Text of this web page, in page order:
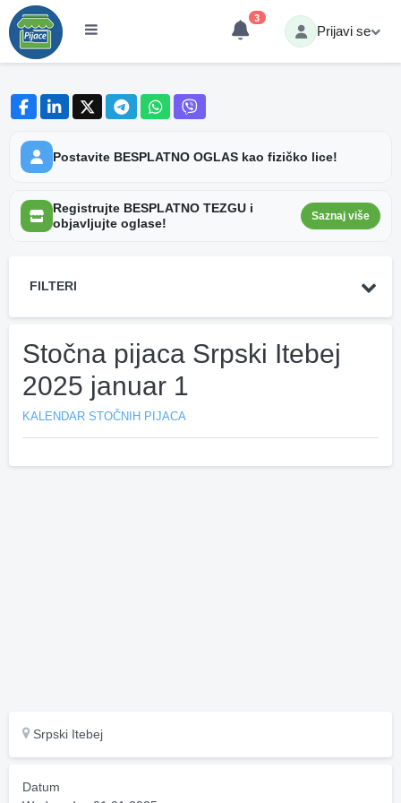
3
Prijavi se
Postavite BESPLATNO OGLAS kao fizičko lice!
Registrujte BESPLATNO TEZGU i
objavljujte oglase!
Saznaj više
FILTERI
Stočna pijaca Srpski Itebej
2025 januar 1
KALENDAR STOČNIH PIJACA
Srpski Itebej
Datum